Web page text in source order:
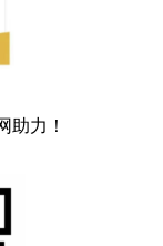
助力！